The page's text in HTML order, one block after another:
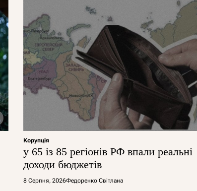
Корупція
у 65 із 85 регіонів РФ впали реальні
доходи бюджетів
8 Серпня, 2026Федоренко Світлана